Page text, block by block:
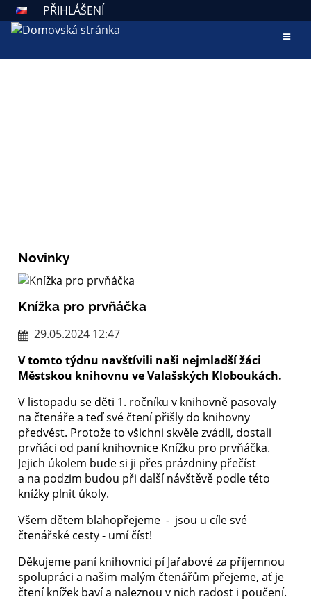
PŘIHLÁŠENÍ
Novinky
Knížka pro prvňáčka
29.05.2024 12:47
V tomto týdnu navštívili naši nejmladší žáci
Městskou knihovnu ve Valašských Kloboukách.
V listopadu se děti 1. ročníku v knihovně pasovaly
na čtenáře a teď své čtení přišly do knihovny
předvést. Protože to všichni skvěle zvádli, dostali
prvňáci od paní knihovnice Knížku pro prvňáčka.
Jejich úkolem bude si ji přes prázdniny přečíst
a na podzim budou při další návštěvě podle této
knížky plnit úkoly.
Všem dětem blahopřejeme - jsou u cíle své
čtenářské cesty - umí číst!
Děkujeme paní knihovnici pí Jařabové za příjemnou
spolupráci a našim malým čtenářům přejeme, ať je
čtení knížek baví a naleznou v nich radost i poučení.